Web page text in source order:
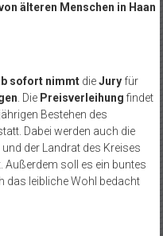
älteren Menschen in Haan
sofort nimmtdieJuryfür
. Die Preisverleihung findet
Bestehen des
Dabei werden auch die
der Landrat des Kreises
Außerdem soll es ein buntes
das leibliche Wohl bedacht